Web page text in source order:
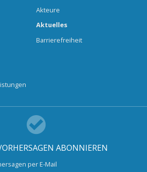
Akteure
Aktuelles
Barrierefreiheit
ABONNIEREN
per E-Mail